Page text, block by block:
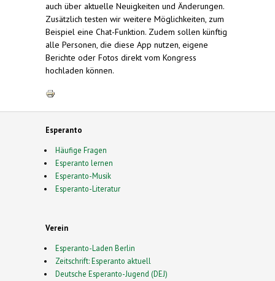
auch über aktuelle Neuigkeiten und Änderungen.
Zusätzlich testen wir weitere Möglichkeiten, zum
Beispiel eine Chat-Funktion. Zudem sollen künftig
alle Personen, die diese App nutzen, eigene
Berichte oder Fotos direkt vom Kongress
hochladen können.
Esperanto
Häufige Fragen
Esperanto lernen
Esperanto-Musik
Esperanto-Literatur
Verein
Esperanto-Laden Berlin
Zeitschrift: Esperanto aktuell
Deutsche Esperanto-Jugend (DEJ)